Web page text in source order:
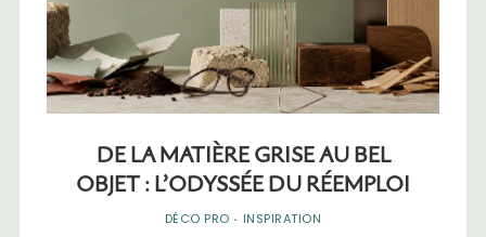
DE LA MATIÈRE GRISE AU BEL
OBJET : L’ODYSSÉE DU RÉEMPLOI
DÉCO PRO · INSPIRATION